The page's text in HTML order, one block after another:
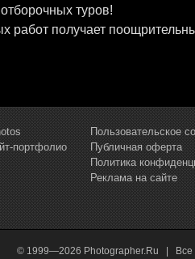
туров!
работ получает
портфолио
Пользовательское
Публичная оферта
Политика
Реклама на сайте
© 1999—2026 Photographer.Ru | Все